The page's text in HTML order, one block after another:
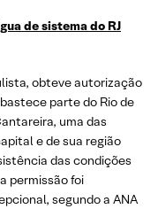
de sistema do RJ
obteve autorização
parte do Rio de
uma das
e de sua região
das condições
permissão foi
segundo a ANA